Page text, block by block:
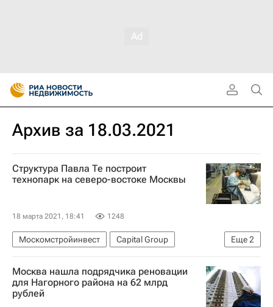
Архив за 18.03.2021
Структура Павла Те построит
технопарк на северо-востоке Москвы
18 марта 2021, 18:41 1248
Еще2
Москомстройинвест
Capital Group
Павел Тё
Жилье
Москва нашла подрядчика реновации
для Нагорного района на 62 млрд
рублей